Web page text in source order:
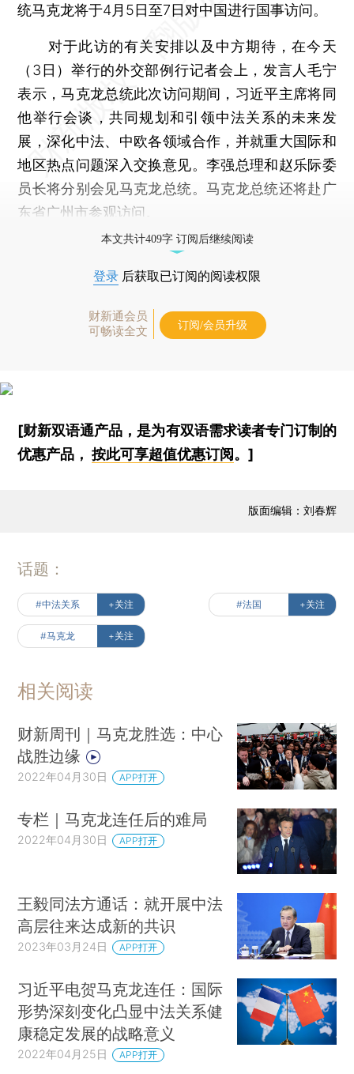
统马克龙将于4月5日至7日对中国进行国事访问。
对于此访的有关安排以及中方期待，在今天
（3日）举行的外交部例行记者会上，发言人毛宁
表示，马克龙总统此次访问期间，习近平主席将同
他举行会谈，共同规划和引领中法关系的未来发
展，深化中法、中欧各领域合作，并就重大国际和
地区热点问题深入交换意见。李强总理和赵乐际委
员长将分别会见马克龙总统。马克龙总统还将赴广
东省广州市参观访问。
本文共计409字 订阅后继续阅读
登录 后获取已订阅的阅读权限
财新通会员
可畅读全文
订阅/会员升级
[财新双语通产品，是为有双语需求读者专门订制的
优惠产品，按此可享超值优惠订阅。]
版面编辑：刘春辉
话题：
#中法关系 +关注 #法国 +关注
#马克龙 +关注
相关阅读
财新周刊｜马克龙胜选：中心
战胜边缘
2022年04月30日 APP打开
专栏｜马克龙连任后的难局
2022年04月30日 APP打开
王毅同法方通话：就开展中法
高层往来达成新的共识
2023年03月24日 APP打开
习近平电贺马克龙连任：国际
形势深刻变化凸显中法关系健
康稳定发展的战略意义
2022年04月25日 APP打开